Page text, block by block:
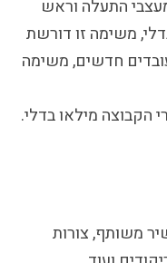
התעלה וראש
משימה זו דורשת
חדשים, משימה
הקבוצה מילאו בדלי.
משותף, צורות